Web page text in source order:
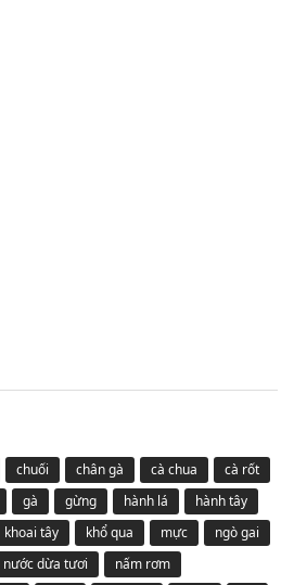
chuối chân gà cà chua
cà rốt
gà gừng hành lá
hành tây
khoai tây khổ qua mực
ngò gai
nước dừa tươi
nấm rơm